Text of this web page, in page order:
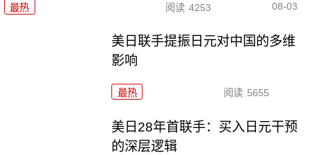
最热 阅读 4253 08-03
美日联手提振日元对中国的多维
影响
最热 阅读 5655
美日28年首联手：买入日元干预
的深层逻辑